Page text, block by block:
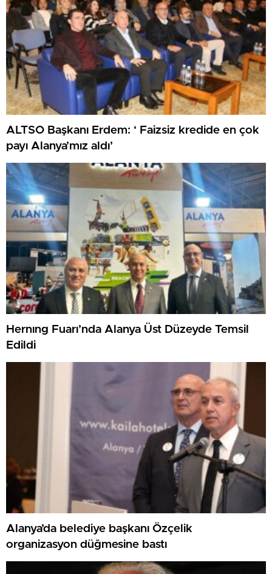
ALTSO Başkanı Erdem: ‘ Faizsiz kredide en çok
payı Alanya’mız aldı’
Hernıng Fuarı’nda Alanya Üst Düzeyde Temsil
Edildi
Alanya’da belediye başkanı Özçelik
organizasyon düğmesine bastı